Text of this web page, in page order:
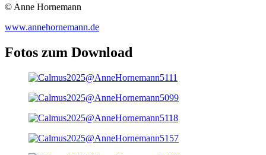
© Anne Hornemann
www.annehornemann.de
Fotos zum Download